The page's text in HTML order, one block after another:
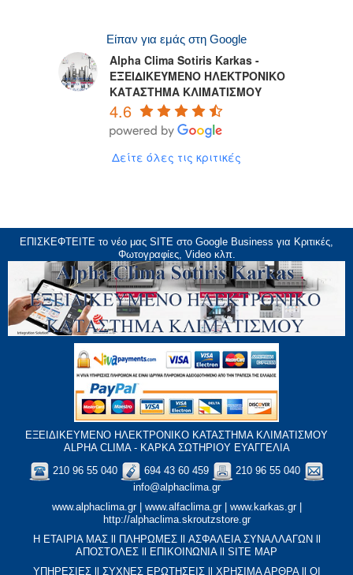
Είπαν για εμάς στη Google
Alpha Clima Sotiris Karkas -
ΕΞΕΙΔΙΚΕΥΜΕΝΟ ΗΛΕΚΤΡΟΝΙΚΟ
ΚΑΤΑΣΤΗΜΑ ΚΛΙΜΑΤΙΣΜΟΥ
4.6
Δείτε όλες τις κριτικές
ΕΠΙΣΚΕΦΤΕΙΤΕ το νέο μας SITE στο Google Business για Κριτικές,
Φωτογραφίες, Video κλπ.
ΕΞΕΙΔΙΚΕΥΜΕΝΟ ΗΛΕΚΤΡΟΝΙΚΟ ΚΑΤΑΣΤΗΜΑ ΚΛΙΜΑΤΙΣΜΟΥ
ALPHA CLIMA - ΚΑΡΚΑ ΣΩΤΗΡΙΟΥ ΕΥΑΓΓΕΛΙΑ
210 96 55 040
694 43 60 459
210 96 55 040
info@alphaclima.gr
www.alphaclima.gr| www.alfaclima.gr| www.karkas.gr|
http://alphaclima.skroutzstore.gr
Η ΕΤΑΙΡΙΑ ΜΑΣ ll ΠΛΗΡΩΜΕΣ ll ΑΣΦΑΛΕΙΑ ΣΥΝΑΛΛΑΓΩΝll
ΑΠΟΣΤΟΛΕΣ ll ΕΠΙΚΟΙΝΩΝΙΑ ll SITE MAP
ΥΠΗΡΕΣΙΕΣll ΣΥΧΝΕΣ ΕΡΩΤΗΣΕΙΣll XΡΗΣΙΜΑ ΑΡΘΡΑll ΟΙ